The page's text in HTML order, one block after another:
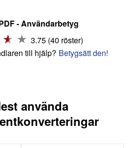
- Användarbetyg
3.75 (40 röster)
till hjälp? Betygsätt den!
använda